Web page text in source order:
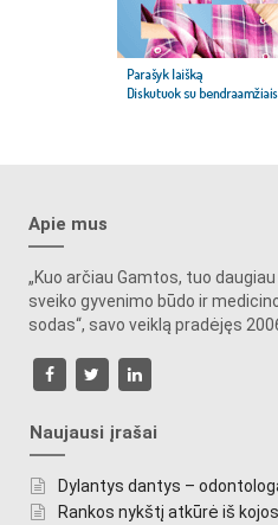
Apie mus
„Kuo arčiau Gamtos, tuo
sveiko gyvenimo būdo ir
sodas“, savo veiklą pradėjęs
Naujausi įrašai
Dylantys dantys –
Rankos nykštį atkūrė iš